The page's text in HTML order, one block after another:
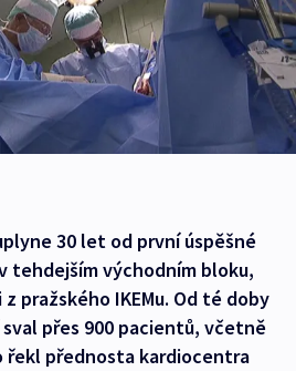
30 let od první úspěšné
tehdejším východním bloku,
pražského IKEMu. Od té doby
přes 900 pacientů, včetně
řekl přednosta kardiocentra